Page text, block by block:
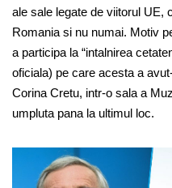
ale sale legate de viitorul UE,
Romania si nu numai. Motiv
a participa la “intalnirea
oficiala) pe care acesta a
Corina Cretu, intr-o sala a
umpluta pana la ultimul loc.